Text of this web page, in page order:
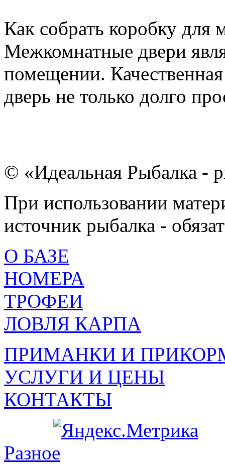
Как собрать коробку для
Межкомнатные двери
помещении.
дверь не только долго
© «Идеальная Рыбалка -
При использовании
источник рыбалка -
О БАЗЕ
НОМЕРА
ТРОФЕИ
ЛОВЛЯ КАРПА
ПРИМАНКИ И
УСЛУГИ И ЦЕНЫ
КОНТАКТЫ
Разное